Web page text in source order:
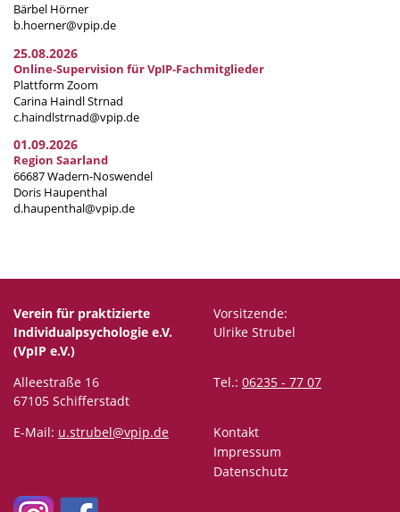
Bärbel Hörner
b.hoerner@vpip.de
25.08.2026
Online-Supervision für VpIP-Fachmitglieder
Plattform Zoom
Carina Haindl Strnad
c.haindlstrnad@vpip.de
01.09.2026
Region Saarland
66687 Wadern-Noswendel
Doris Haupenthal
d.haupenthal@vpip.de
Verein für praktizierte
Individualpsychologie e.V.
(VpIP e.V.)
Vorsitzende:
Ulrike Strubel
Alleestraße 16
67105 Schifferstadt
Tel.: 06235 - 77 07
E-Mail: u.strubel@vpip.de
Kontakt
Impressum
Datenschutz